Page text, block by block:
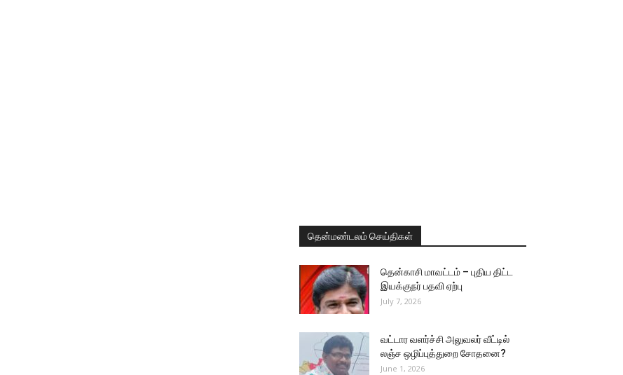
தென்மண்டலம் செய்திகள்
தென்காசி மாவட்டம் – புதிய திட்ட
இயக்குநர் பதவி ஏற்பு
July 7, 2026
வட்டார வளர்ச்சி அலுவலர் வீட்டில்
லஞ்ச ஒழிப்புத்துறை சோதனை?
June 1, 2026